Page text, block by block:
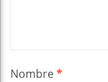
Nombre*